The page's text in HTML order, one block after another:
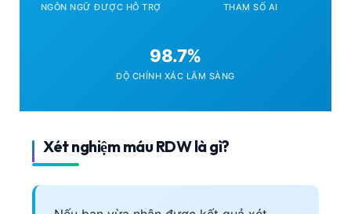
NGÔN NGỮ ĐƯỢC HỖ TRỢ THAM SỐ AI
98.7%
ĐỘ CHÍNH XÁC LÂM SÀNG
Xét nghiệm máu RDW là gì?